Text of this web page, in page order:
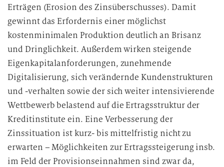
Erträgen (Erosion des Zinsüberschusses). Damit
gewinnt das Erfordernis einer möglichst
kostenminimalen Produktion deutlich an Brisanz
und Dringlichkeit. Außerdem wirken steigende
Eigenkapitalanforderungen, zunehmende
Digitalisierung, sich verändernde Kundenstrukturen
und -verhalten sowie der sich weiter intensivierende
Wettbewerb belastend auf die Ertragsstruktur der
Kreditinstitute ein. Eine Verbesserung der
Zinssituation ist kurz- bis mittelfristig nicht zu
erwarten – Möglichkeiten zur Ertragssteigerung insb.
im Feld der Provisionseinnahmen sind zwar da,